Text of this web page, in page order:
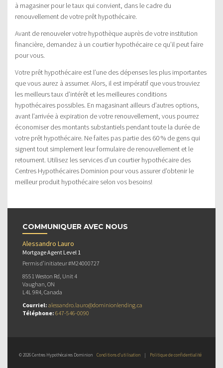
à magasiner pour le taux qui convient, dans le cadre du
renouvellement de votre prêt hypothécaire.
Avant de renouveler votre hypothèque auprès de votre institution
financière, demandez à un courtier hypothécaire ce qu’il peut faire
pour vous.
Votre prêt hypothécaire est l’une des dépenses les plus importantes
que vous aurez à assumer. Alors, il est impératif que vous trouviez
les meilleurs taux d’intérêt et les meilleures conditions
hypothécaires possibles. En magasinant ailleurs d’autres options,
avant l’arrivée à expiration de votre renouvellement, vous pourrez
économiser des montants substantiels pendant toute la durée de
votre prêt hypothécaire. Ne faites pas partie des 60 % de gens qui
signent tout simplement leur formulaire de renouvellement et le
retournent. Utilisez les services d’un courtier hypothécaire des
Centres Hypothécaires Dominion pour vous assurer d’obtenir le
meilleur produit hypothécaire selon vos besoins!
COMMUNIQUER AVEC NOUS
Alessandro Lauro
Mortgage Agent Level 1
Permis d’initiateur #M24000727
8551 Weston Rd, Unit 4
Vaughan, ON
L4L 9R4, Canada
Courriel: alessandro.lauro@dominionlending.ca
Téléphone: 647-546-0090
© 2026 Centres Hypothécaires Dominion Conditions d’utilisation | Politique de confidentialité